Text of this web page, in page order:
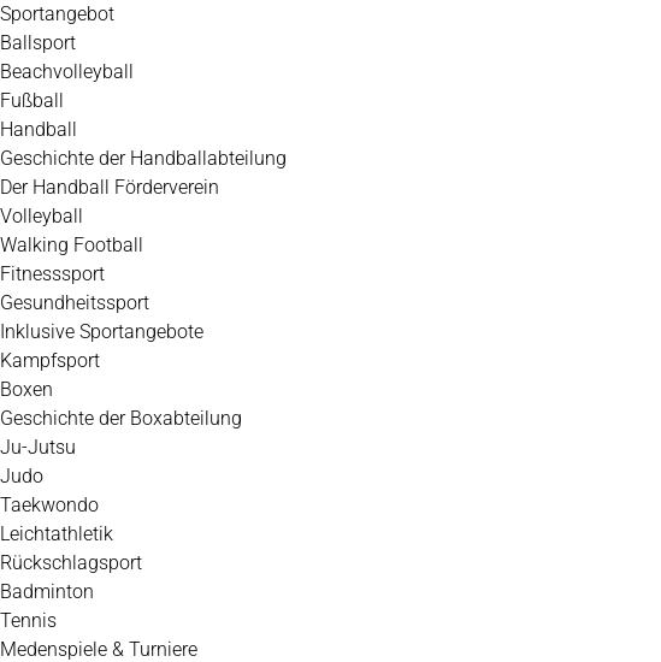
Zum
Inhalt
springen
Sportangebot
Ballsport
Beachvolleyball
Fußball
Handball
Geschichte der Handballabteilung
Der Handball Förderverein
Volleyball
Walking Football
Fitnesssport
Gesundheitssport
Inklusive Sportangebote
Kampfsport
Boxen
Geschichte der Boxabteilung
Ju-Jutsu
Judo
Taekwondo
Leichtathletik
Rückschlagsport
Badminton
Tennis
Medenspiele & Turniere